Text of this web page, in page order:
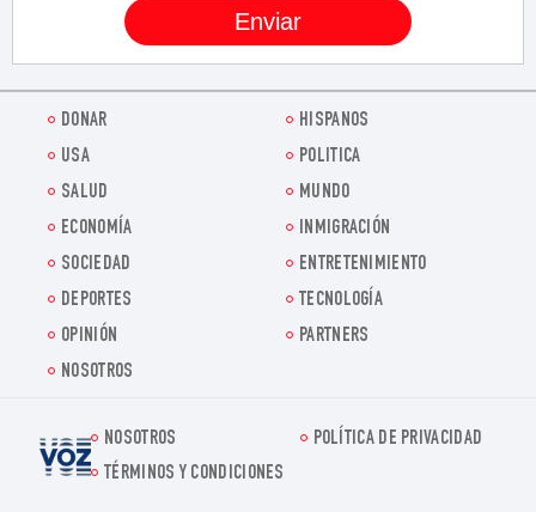
DONAR
HISPANOS
USA
POLITICA
SALUD
MUNDO
ECONOMÍA
INMIGRACIÓN
SOCIEDAD
ENTRETENIMIENTO
DEPORTES
TECNOLOGÍA
OPINIÓN
PARTNERS
NOSOTROS
Voz.us
NOSOTROS
POLÍTICA DE PRIVACIDAD
TÉRMINOS Y CONDICIONES